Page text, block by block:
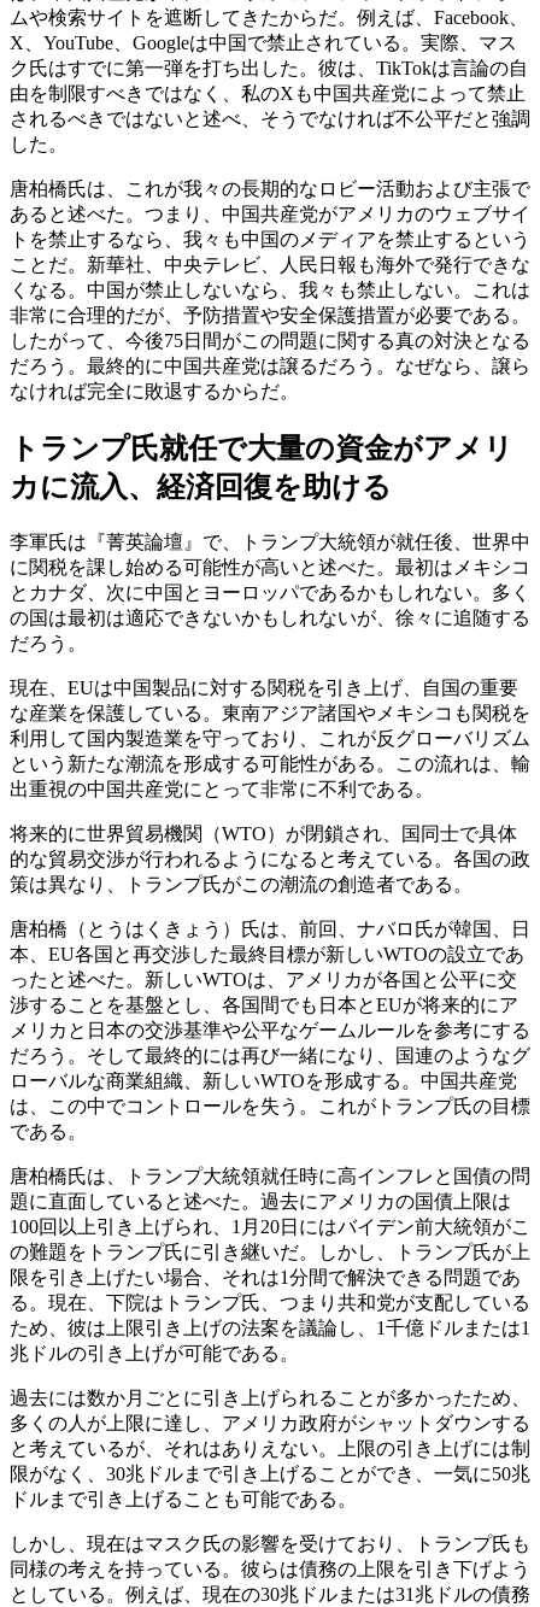
ムや検索サイトを遮断してきたからだ。例えば、Facebook、
X、YouTube、Googleは中国で禁止されている。実際、マス
ク氏はすでに第一弾を打ち出した。彼は、TikTokは言論の自
由を制限すべきではなく、私のXも中国共産党によって禁止
されるべきではないと述べ、そうでなければ不公平だと強調
した。
唐柏橋氏は、これが我々の長期的なロビー活動および主張で
あると述べた。つまり、中国共産党がアメリカのウェブサイ
トを禁止するなら、我々も中国のメディアを禁止するという
ことだ。新華社、中央テレビ、人民日報も海外で発行できな
くなる。中国が禁止しないなら、我々も禁止しない。これは
非常に合理的だが、予防措置や安全保護措置が必要である。
したがって、今後75日間がこの問題に関する真の対決となる
だろう。最終的に中国共産党は譲るだろう。なぜなら、譲ら
なければ完全に敗退するからだ。
トランプ氏就任で大量の資金がアメリ
カに流入、経済回復を助ける
李軍氏は『菁英論壇』で、トランプ大統領が就任後、世界中
に関税を課し始める可能性が高いと述べた。最初はメキシコ
とカナダ、次に中国とヨーロッパであるかもしれない。多く
の国は最初は適応できないかもしれないが、徐々に追随する
だろう。
現在、EUは中国製品に対する関税を引き上げ、自国の重要
な産業を保護している。東南アジア諸国やメキシコも関税を
利用して国内製造業を守っており、これが反グローバリズム
という新たな潮流を形成する可能性がある。この流れは、輸
出重視の中国共産党にとって非常に不利である。
将来的に世界貿易機関（WTO）が閉鎖され、国同士で具体
的な貿易交渉が行われるようになると考えている。各国の政
策は異なり、トランプ氏がこの潮流の創造者である。
唐柏橋（とうはくきょう）氏は、前回、ナバロ氏が韓国、日
本、EU各国と再交渉した最終目標が新しいWTOの設立であ
ったと述べた。新しいWTOは、アメリカが各国と公平に交
渉することを基盤とし、各国間でも日本とEUが将来的にア
メリカと日本の交渉基準や公平なゲームルールを参考にする
だろう。そして最終的には再び一緒になり、国連のようなグ
ローバルな商業組織、新しいWTOを形成する。中国共産党
は、この中でコントロールを失う。これがトランプ氏の目標
である。
唐柏橋氏は、トランプ大統領就任時に高インフレと国債の問
題に直面していると述べた。過去にアメリカの国債上限は
100回以上引き上げられ、1月20日にはバイデン前大統領がこ
の難題をトランプ氏に引き継いだ。しかし、トランプ氏が上
限を引き上げたい場合、それは1分間で解決できる問題であ
る。現在、下院はトランプ氏、つまり共和党が支配している
ため、彼は上限引き上げの法案を議論し、1千億ドルまたは1
兆ドルの引き上げが可能である。
過去には数か月ごとに引き上げられることが多かったため、
多くの人が上限に達し、アメリカ政府がシャットダウンする
と考えているが、それはありえない。上限の引き上げには制
限がなく、30兆ドルまで引き上げることができ、一気に50兆
ドルまで引き上げることも可能である。
しかし、現在はマスク氏の影響を受けており、トランプ氏も
同様の考えを持っている。彼らは債務の上限を引き下げよう
としている。例えば、現在の30兆ドルまたは31兆ドルの債務